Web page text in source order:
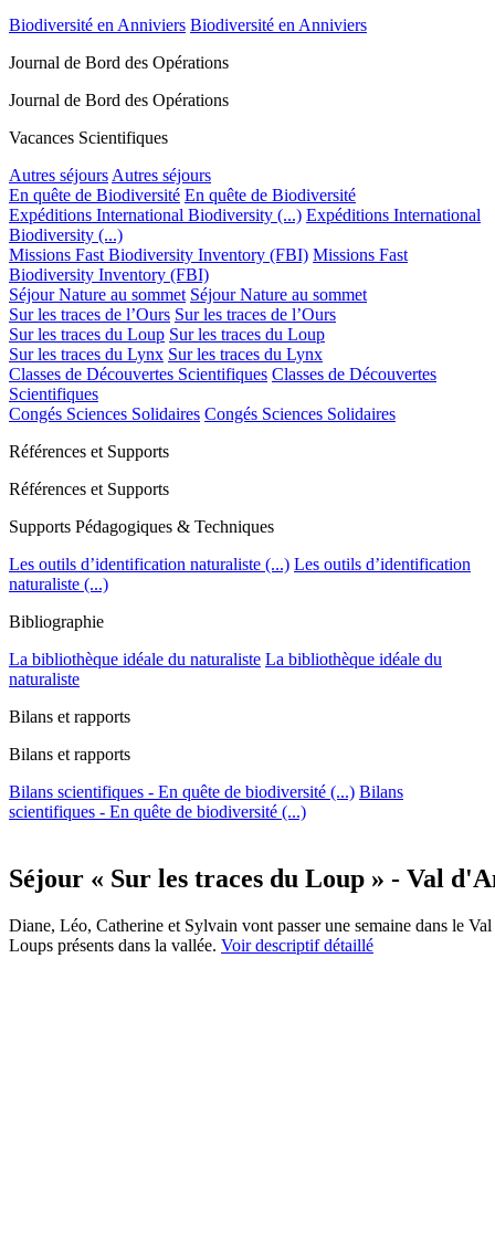
Biodiversité en Anniviers Biodiversité en Anniviers
Journal de Bord des Opérations
Journal de Bord des Opérations
Vacances Scientifiques
Autres séjours Autres séjours
En quête de Biodiversité En quête de Biodiversité
Expéditions International Biodiversity (...) Expéditions International
Biodiversity (...)
Missions Fast Biodiversity Inventory (FBI) Missions Fast
Biodiversity Inventory (FBI)
Séjour Nature au sommet Séjour Nature au sommet
Sur les traces de l’Ours Sur les traces de l’Ours
Sur les traces du Loup Sur les traces du Loup
Sur les traces du Lynx Sur les traces du Lynx
Classes de Découvertes Scientifiques Classes de Découvertes
Scientifiques
Congés Sciences Solidaires Congés Sciences Solidaires
Références et Supports
Références et Supports
Supports Pédagogiques & Techniques
Les outils d’identification naturaliste (...) Les outils d’identification
naturaliste (...)
Bibliographie
La bibliothèque idéale du naturaliste La bibliothèque idéale du
naturaliste
Bilans et rapports
Bilans et rapports
Bilans scientifiques - En quête de biodiversité (...) Bilans
scientifiques - En quête de biodiversité (...)
Séjour « Sur les traces du Loup » - Val
Diane, Léo, Catherine et Sylvain vont passer une semaine dans le
Loups présents dans la vallée. Voir descriptif détaillé